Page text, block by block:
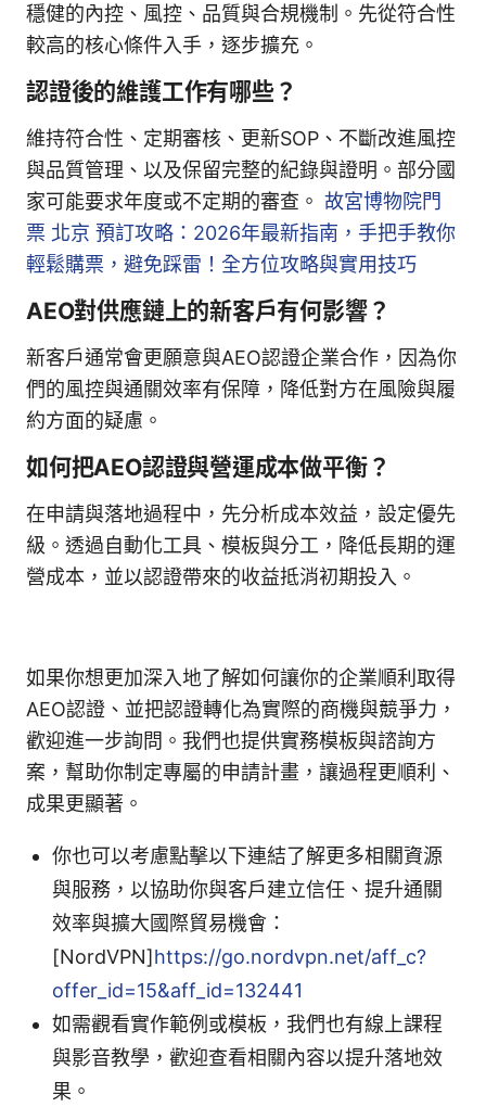
穩健的內控、風控、品質與合規機制。先從符合性
較高的核心條件入手，逐步擴充。
認證後的維護工作有哪些？
維持符合性、定期審核、更新SOP、不斷改進風控
與品質管理、以及保留完整的紀錄與證明。部分國
家可能要求年度或不定期的審查。 故宮博物院門
票 北京 預訂攻略：2026年最新指南，手把手教你
輕鬆購票，避免踩雷！全方位攻略與實用技巧
AEO對供應鏈上的新客戶有何影響？
新客戶通常會更願意與AEO認證企業合作，因為你
們的風控與通關效率有保障，降低對方在風險與履
約方面的疑慮。
如何把AEO認證與營運成本做平衡？
在申請與落地過程中，先分析成本效益，設定優先
級。透過自動化工具、模板與分工，降低長期的運
營成本，並以認證帶來的收益抵消初期投入。
如果你想更加深入地了解如何讓你的企業順利取得
AEO認證、並把認證轉化為實際的商機與競爭力，
歡迎進一步詢問。我們也提供實務模板與諮詢方
案，幫助你制定專屬的申請計畫，讓過程更順利、
成果更顯著。
你也可以考慮點擊以下連結了解更多相關資源
與服務，以協助你與客戶建立信任、提升通關
效率與擴大國際貿易機會：
[NordVPN]https://go.nordvpn.net/aff_c?
offer_id=15&aff_id=132441
如需觀看實作範例或模板，我們也有線上課程
與影音教學，歡迎查看相關內容以提升落地效
果。